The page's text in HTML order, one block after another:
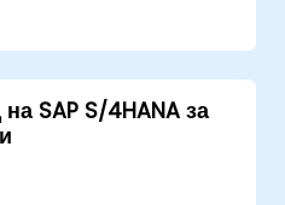
модули в SAP IBP и
опит с
и
IBP.
SAP S/4HANA за